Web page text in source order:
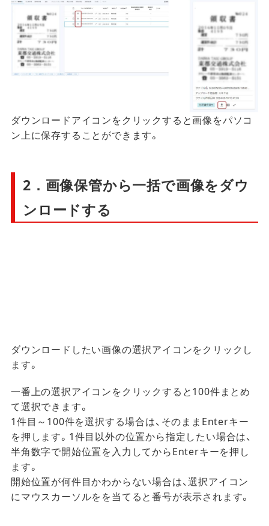
ダウンロードアイコンをクリックすると画像をパソコ
ン上に保存することができます。
2．画像保管から一括で画像をダウ
ンロードする
ダウンロードしたい画像の選択アイコンをクリックし
ます。
一番上の選択アイコンをクリックすると100件まとめ
て選択できます。
1件目～100件を選択する場合は、そのままEnterキー
を押します。1件目以外の位置から指定したい場合は、
半角数字で開始位置を入力してからEnterキーを押し
ます。
開始位置が何件目かわからない場合は、選択アイコン
にマウスカーソルをを当てると番号が表示されます。